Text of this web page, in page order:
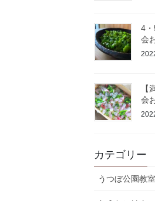
4
会
会
カテゴリー
うつぼ公園教